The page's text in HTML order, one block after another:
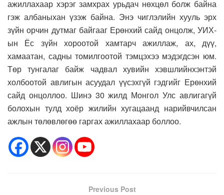
ажиллахаар хэрэг замхрах урьдач нөхцөл болж байна
гэж албаныхан үзэж байна. Энэ чиглэлийн хууль эрх
зүйн орчин дутмаг байгааг Ерөнхий сайд онцолж, УИХ-
ын Ёс зүйн хороотой хамтарч ажиллаж, ах, дүү,
хамаатан, садны томилгоотой тэмцэхээ мэдэгдсэн юм.
Төр тунгалаг байж чадвал хувийн хэвшлийнхэнтэй
холбоотой авлигын асуудал үүсэхгүй гэдгийг Ерөнхий
сайд онцоллоо. Шинэ 30 жилд Монгол Улс авлигагүй
болохын тулд хоёр жилийн хугацаанд нарийвчилсан
ажлын төлөвлөгөө гаргах ажиллахаар боллоо.
Previous Post